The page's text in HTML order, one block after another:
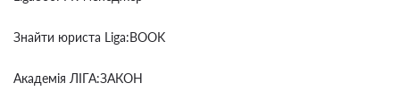
Знайти юриста Liga:BOOK
Академія ЛІГА:ЗАКОН